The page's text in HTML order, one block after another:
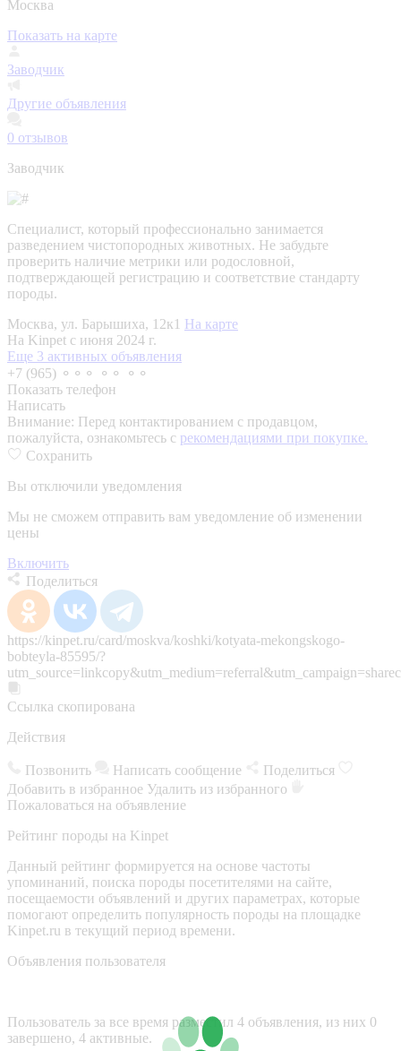
Москва
Показать на карте
Заводчик
Другие объявления
0 отзывов
Заводчик
Специалист, который профессионально занимается
разведением чистопородных животных. Не забудьте
проверить наличие метрики или родословной,
подтверждающей регистрацию и соответствие стандарту
породы.
Москва, ул. Барышиха, 12к1 На карте
На Kinpet c июня 2024 г.
Еще 3 активных объявления
+7 (965) ⚬⚬⚬ ⚬⚬ ⚬⚬
Показать телефон
Написать
Внимание: Перед контактированием с продавцом,
пожалуйста, ознакомьтесь с рекомендациями при покупке.
Сохранить
Вы отключили уведомления
Мы не сможем отправить вам уведомление об изменении
цены
Включить
Поделиться
https://kinpet.ru/card/moskva/koshki/kotyata-mekongskogo-
bobteyla-85595/?
Ссылка скопирована
Действия
Позвонить Написать сообщение
Поделиться
Добавить в избранное Удалить из избранного
Пожаловаться на объявление
Рейтинг породы на Kinpet
Данный рейтинг формируется на основе частоты
упоминаний, поиска породы посетителями на сайте,
посещаемости объявлений и других параметрах, которые
помогают определить популярность породы на площадке
Kinpet.ru в текущий период времени.
Объявления пользователя
Пользователь за все время разместил 4 объявления, из них 0
завершено, 4 активные.